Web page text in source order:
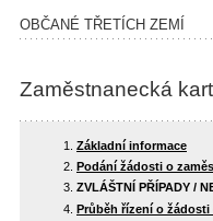
OBČANÉ TŘETÍCH ZEMÍ
Zaměstnanecká
Základní informace
Podání žádosti o
ZVLÁŠTNÍ PŘÍPADY /
Průběh řízení o